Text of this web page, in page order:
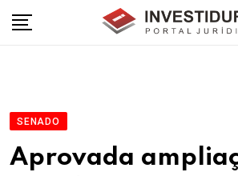
SENADO
Aprovada